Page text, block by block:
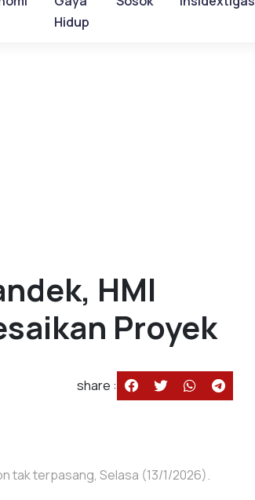
Hidup
HMI
Proyek
share :
tak terpasang, Selasa (13/1/2026).